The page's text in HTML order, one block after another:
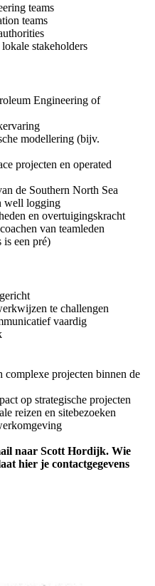
teams
teams
stakeholders
Engineering of
modellering (bijv.
projecten en operated
de Southern North Sea
well logging
en overtuigingskracht
van teamleden
een pré)
te challengen
vaardig
complexe projecten binnen de
op strategische projecten
reizen en sitebezoeken
naar Scott Hordijk. Wie
hier je contactgegevens